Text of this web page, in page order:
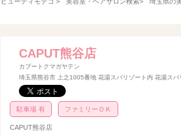
CAPUT熊谷店
カプートクマガヤテン
埼玉県熊谷市 上之1005番地 花湯スパリゾート内 花湯スパ
駐車場 有 ファミリーＯＫ
CAPUT熊谷店